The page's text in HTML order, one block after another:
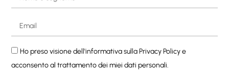
Ho preso visione dell'informativa sullaPrivacy Policye
acconsento al trattamento dei miei dati personali.